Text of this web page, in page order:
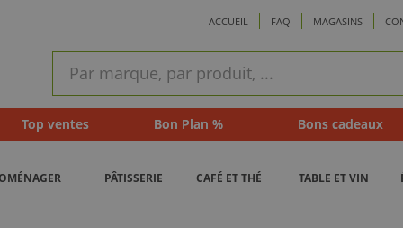
ACCUEIL FAQ MAGASINS
rapide
Top ventes Bon Plan % Bons cadeaux
PÂTISSERIE CAFÉ ET THÉ TABLE ET VIN